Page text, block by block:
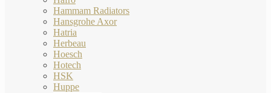
Hammam Radiators
Hansgrohe Axor
Hatria
Herbeau
Hoesch
Hotech
HSK
Huppe